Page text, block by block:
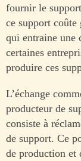
fournir le
ce support coûte
qui entraine une
certaines
produire ces
L’échange
producteur de
consiste à
de support. Ce
de production et